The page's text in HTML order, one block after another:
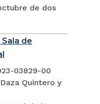
de dos
de
03829-00
Quintero y